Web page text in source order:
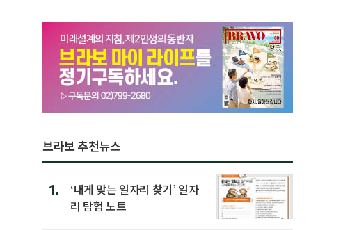
브라보 추천뉴스
1.
‘내게 맞는 일자리 찾기’ 일자
리 탐험 노트